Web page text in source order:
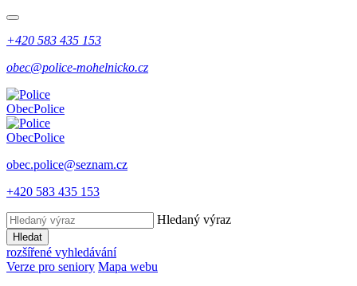
+420 583 435 153
obec@police-mohelnicko.cz
ObecPolice
ObecPolice
obec.police@seznam.cz
+420 583 435 153
Hledaný výraz
Hledat
rozšířené vyhledávání
Verze pro seniory Mapa webu